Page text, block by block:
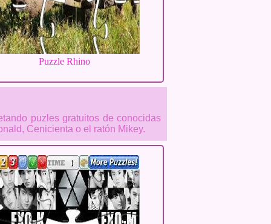
Puzzle Rhino
puzles gratuitos de conocidas
Cenicienta o el ratón Mikey.